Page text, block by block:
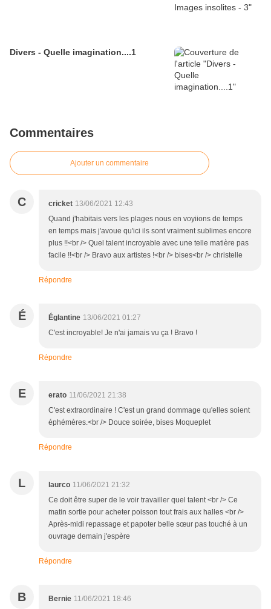
Divers - Quelle imagination....1
Commentaires
Ajouter un commentaire
C cricket 13/06/2021 12:43
Quand j'habitais vers les plages nous en voyiions de temps
en temps mais j'avoue qu'ici ils sont vraiment sublimes encore
plus !!<br /> Quel talent incroyable avec une telle matière pas
facile !!<br /> Bravo aux artistes !<br /> bises<br /> christelle
Répondre
É Églantine 13/06/2021 01:27
C'est incroyable! Je n'ai jamais vu ça ! Bravo !
Répondre
E erato 11/06/2021 21:38
C'est extraordinaire ! C'est un grand dommage qu'elles soient
éphémères.<br /> Douce soirée, bises Moqueplet
Répondre
L laurco 11/06/2021 21:32
Ce doit être super de le voir travailler quel talent <br /> Ce
matin sortie pour acheter poisson tout frais aux halles <br />
Après-midi repassage et papoter belle sœur pas touché à un
ouvrage demain j'espère
Répondre
B Bernie 11/06/2021 18:46